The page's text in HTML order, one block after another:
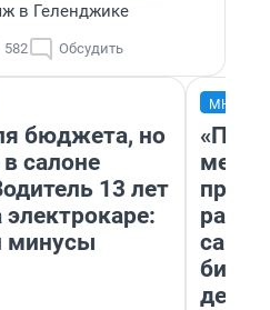
в Геленджике
582 Обсудить
бюджета, но
салоне
13 лет
электрокаре:
минусы